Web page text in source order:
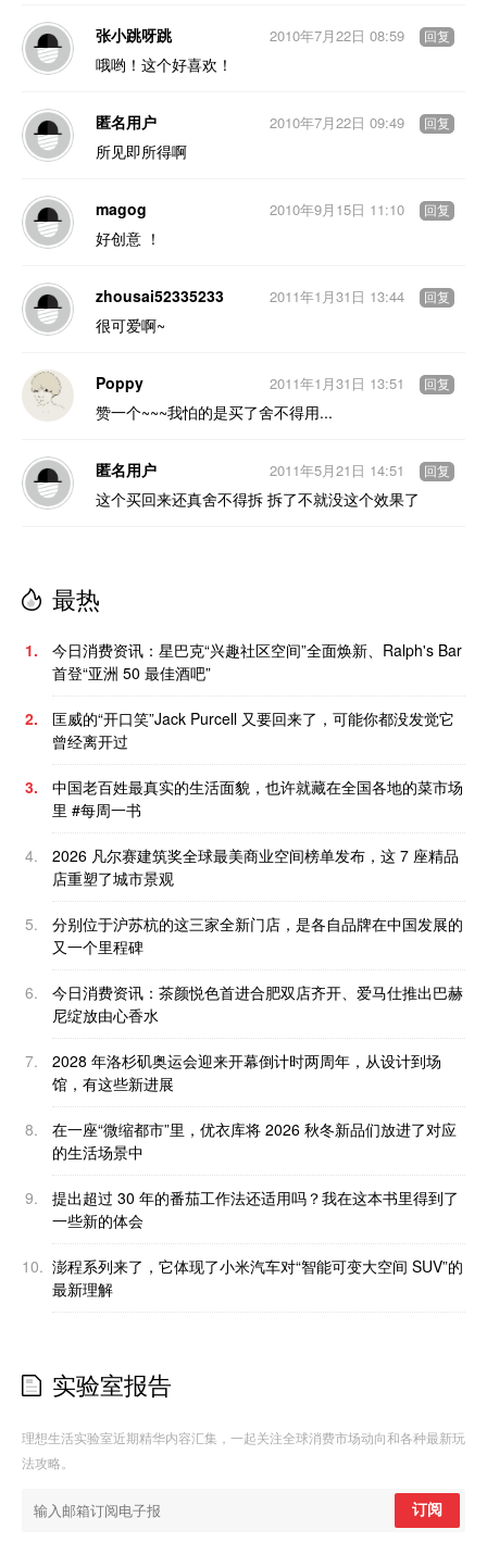
张小跳呀跳
哦哟！这个好喜欢！
2010年7月22日 08:59 回复
匿名用户
所见即所得啊
2010年7月22日 09:49 回复
magog
好创意 ！
2010年9月15日 11:10 回复
zhousai52335233
很可爱啊~
2011年1月31日 13:44 回复
Poppy
赞一个~~~我怕的是买了舍不得用...
2011年1月31日 13:51 回复
匿名用户
这个买回来还真舍不得拆 拆了不就没这个效果了
2011年5月21日 14:51 回复
最热
1.
今日消费资讯：星巴克“兴趣社区空间”全面焕新、Ralph's Bar
首登“亚洲 50 最佳酒吧”
2.
匡威的“开口笑”Jack Purcell 又要回来了，可能你都没发觉它
曾经离开过
3.
中国老百姓最真实的生活面貌，也许就藏在全国各地的菜市场
里 #每周一书
4.
2026 凡尔赛建筑奖全球最美商业空间榜单发布，这 7 座精品
店重塑了城市景观
5.
分别位于沪苏杭的这三家全新门店，是各自品牌在中国发展的
又一个里程碑
6.
今日消费资讯：茶颜悦色首进合肥双店齐开、爱马仕推出巴赫
尼绽放由心香水
7.
2028 年洛杉矶奥运会迎来开幕倒计时两周年，从设计到场
馆，有这些新进展
8.
在一座“微缩都市”里，优衣库将 2026 秋冬新品们放进了对应
的生活场景中
9.
提出超过 30 年的番茄工作法还适用吗？我在这本书里得到了
一些新的体会
10. 澎程系列来了，它体现了小米汽车对“智能可变大空间 SUV”的
最新理解
实验室报告
理想生活实验室近期精华内容汇集，一起关注全球消费市场动向和各种最新玩
法攻略。